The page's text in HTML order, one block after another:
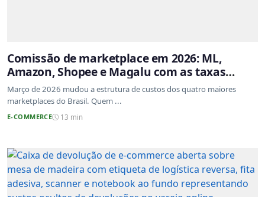
Comissão de marketplace em 2026: ML,
Amazon, Shopee e Magalu com as taxas
atualizadas
Março de 2026 mudou a estrutura de custos dos quatro maiores
marketplaces do Brasil. Quem ...
E-COMMERCE 13 min